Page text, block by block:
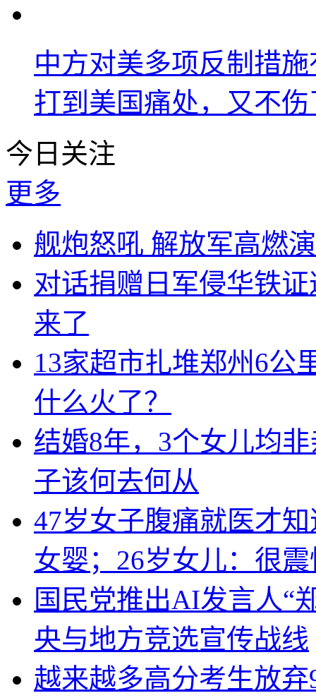
中方对美多项反制措
打到美国痛处，又不
今日关注
更多
舰炮怒吼 解放军高燃
对话捐赠日军侵华铁
来了
13家超市扎堆郑州6公
什么火了？
结婚8年，3个女儿均
子该何去何从
47岁女子腹痛就医才
女婴；26岁女儿：很
国民党推出AI发言人“
央与地方竞选宣传战线
越来越多高分考生放